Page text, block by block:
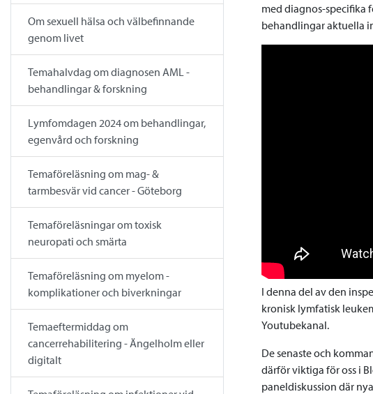
Om sexuell hälsa och välbefinnande
genom livet
Temahalvdag om diagnosen AML -
behandlingar & forskning
Lymfomdagen 2024 om behandlingar,
egenvård och forskning
Temaföreläsning om mag- &
tarmbesvär vid cancer - Göteborg
Temaföreläsningar om toxisk
neuropati och smärta
Temaföreläsning om myelom -
komplikationer och biverkningar
Temaeftermiddag om
cancerrehabilitering - Ängelholm eller
digitalt
med diagnos-specifika
behandlingar aktuella
I denna del av den
kronisk lymfatisk
Youtubekanal.
De senaste och
därför viktiga för oss i
paneldiskussion där